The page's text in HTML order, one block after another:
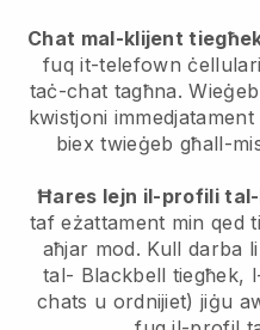
Chat mal-klijent
fuq it-telefown
taċ-chat tagħna.
kwistjoni
biex twieġeb għall-
Ħares lejn il-profili
taf eżattament min qed
aħjar mod. Kull darba
tal- Blackbell tiegħek,
chats u ordnijiet) jiġu